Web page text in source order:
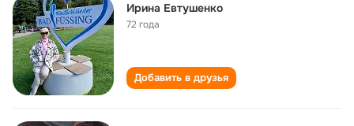
Ирина Евтушенко
72 года
Добавить в друзья